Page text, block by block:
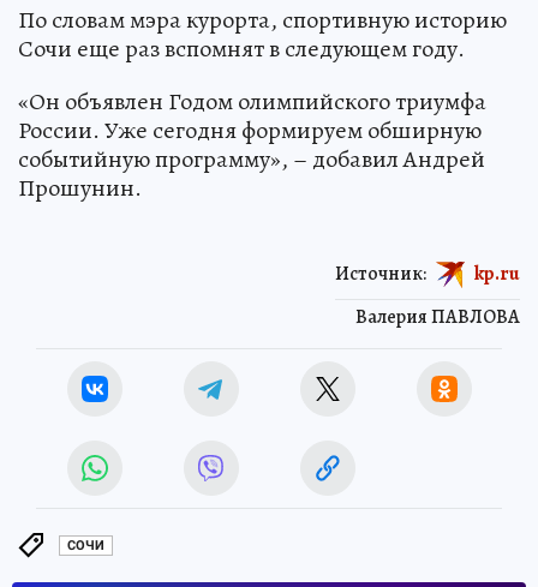
По словам мэра курорта, спортивную историю
Сочи еще раз вспомнят в следующем году.
«Он объявлен Годом олимпийского триумфа
России. Уже сегодня формируем обширную
событийную программу», – добавил Андрей
Прошунин.
Валерия ПАВЛОВА
Источник: kp.ru
СОЧИ